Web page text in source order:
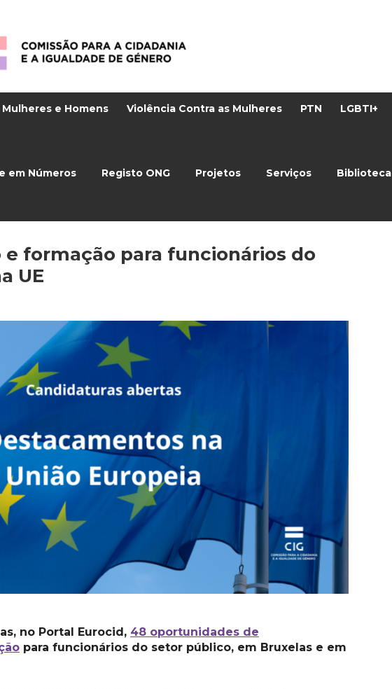
e Homens Violência Contra as Mulheres PTN LGBTI+
em Números Registo ONG Projetos Serviços Biblioteca
formação para funcionários do
UE
no Portal Eurocid, 48 oportunidades de
para funcionários do setor público, em Bruxelas e em